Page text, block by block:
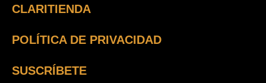
CLARITIENDA
POLÍTICA DE PRIVACIDAD
SUSCRÍBETE